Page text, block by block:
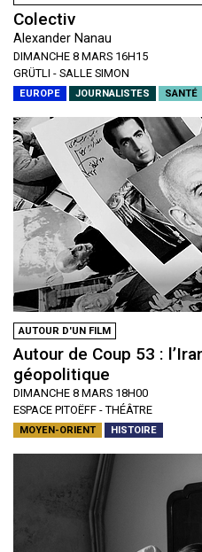
Colectiv
Alexander Nanau
DIMANCHE 8 MARS 16H15
GRÜTLI - SALLE SIMON
EUROPE JOURNALISTES SANTÉ
AUTOUR D'UN FILM
Autour de Coup 53 :
géopolitique
DIMANCHE 8 MARS 18H00
ESPACE PITOËFF - THÉÂTRE
MOYEN-ORIENT HISTOIRE